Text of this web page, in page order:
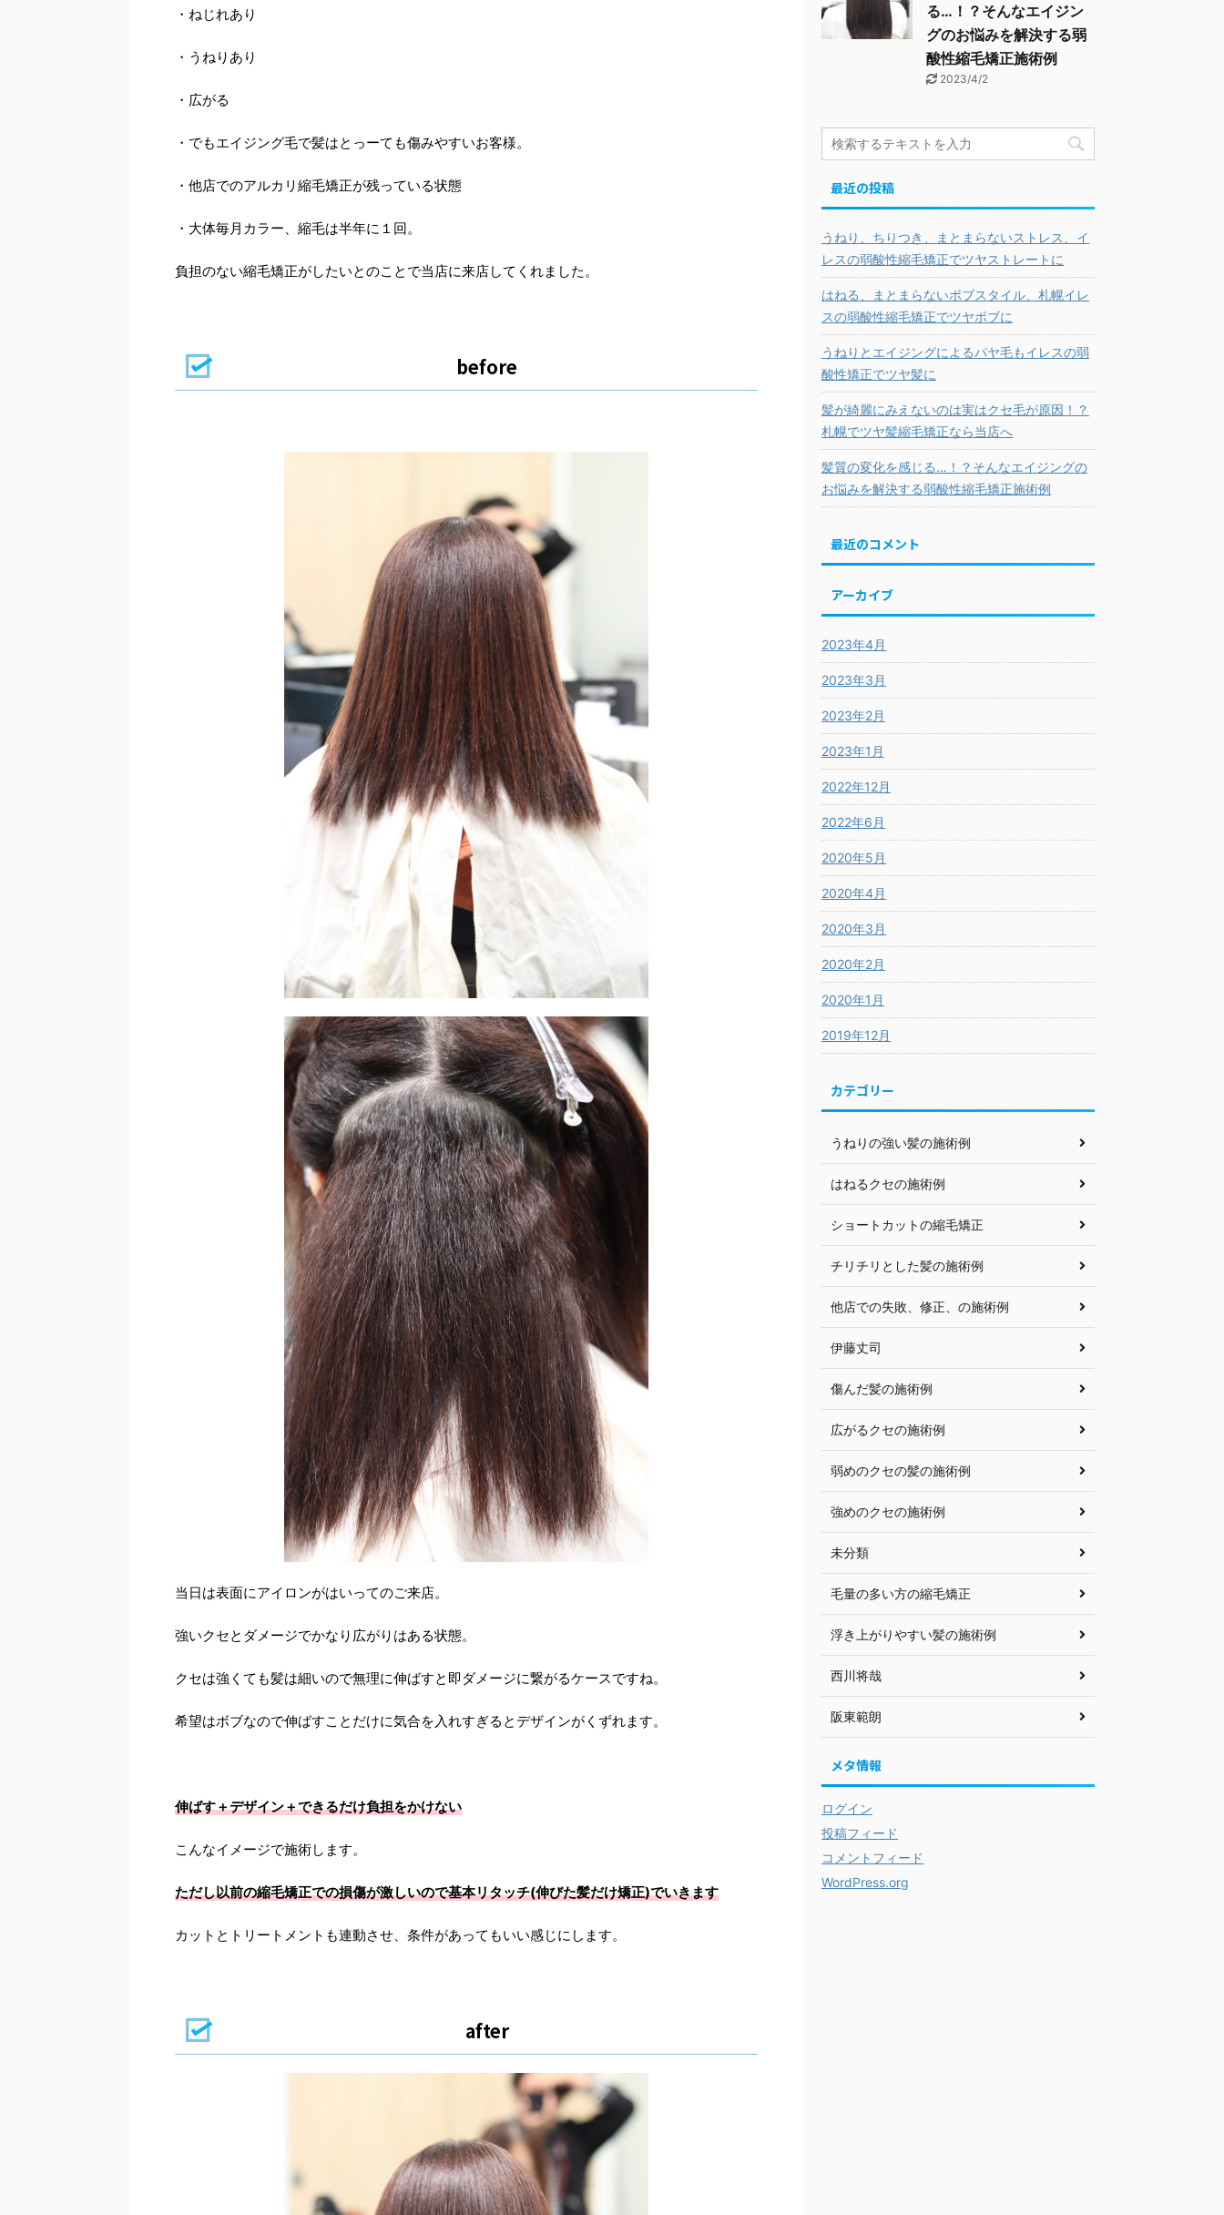
・ねじれあり
・うねりあり
・広がる
・でもエイジング毛で髪はとっーても傷みやすいお客様。
・他店でのアルカリ縮毛矯正が残っている状態
・大体毎月カラー、縮毛は半年に１回。
負担のない縮毛矯正がしたいとのことで当店に来店してくれました。
before
当日は表面にアイロンがはいってのご来店。
強いクセとダメージでかなり広がりはある状態。
クセは強くても髪は細いので無理に伸ばすと即ダメージに繋がるケースですね。
希望はボブなので伸ばすことだけに気合を入れすぎるとデザインがくずれます。
伸ばす＋デザイン＋できるだけ負担をかけない
こんなイメージで施術します。
ただし以前の縮毛矯正での損傷が激しいので基本リタッチ(伸びた髪だけ矯正)でいきます
カットとトリートメントも連動させ、条件があってもいい感じにします。
after
る…！？そんなエイジン
グのお悩みを解決する弱
酸性縮毛矯正施術例
2023/4/2
最近の投稿
うねり、ちりつき、まとまらないストレス、イ
レスの弱酸性縮毛矯正でツヤストレートに
はねる、まとまらないボブスタイル、札幌イレ
スの弱酸性縮毛矯正でツヤボブに
うねりとエイジングによるパヤ毛もイレスの弱
酸性矯正でツヤ髪に
髪が綺麗にみえないのは実はクセ毛が原因！？
札幌でツヤ髪縮毛矯正なら当店へ
髪質の変化を感じる…！？そんなエイジングの
お悩みを解決する弱酸性縮毛矯正施術例
最近のコメント
アーカイブ
2023年4月
2023年3月
2023年2月
2023年1月
2022年12月
2022年6月
2020年5月
2020年4月
2020年3月
2020年2月
2020年1月
2019年12月
カテゴリー
うねりの強い髪の施術例
はねるクセの施術例
ショートカットの縮毛矯正
チリチリとした髪の施術例
他店での失敗、修正、の施術例
伊藤丈司
傷んだ髪の施術例
広がるクセの施術例
弱めのクセの髪の施術例
強めのクセの施術例
未分類
毛量の多い方の縮毛矯正
浮き上がりやすい髪の施術例
西川将哉
阪東範朗
メタ情報
ログイン
投稿フィード
コメントフィード
WordPress.org